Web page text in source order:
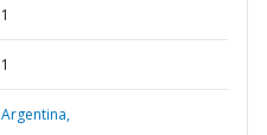
1
1
Argentina,